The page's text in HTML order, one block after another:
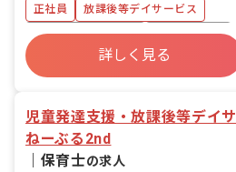
ビスが初めての方でも、不
できるように経験豊富の職
きる体制を整えています！
保管記録、連絡帳等の作成
使用） ※同じ学校や同じ方
用児については、4事業所で
をしながら、実施すること
余裕をつくっています。 ■放課後デイサ
正社員
放課後等デイサービス
ボーナス・賞与あり
社会保険完備
有給
福利厚生充実
詳しく見る
児童発達支援・放課後等デイ
ねーぶる2nd
保育士の求人